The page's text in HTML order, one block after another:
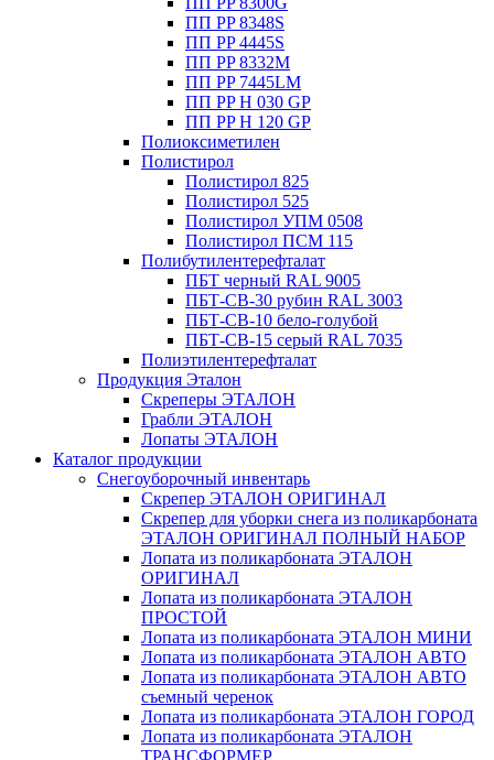
ПП PP 8348S
ПП PP 4445S
ПП PP 8332M
ПП PP 7445LM
ПП PP H 030 GP
ПП PP H 120 GP
Полиоксиметилен
Полистирол
Полистирол 825
Полистирол 525
Полистирол УПМ 0508
Полистирол ПСМ 115
Полибутилентерефталат
ПБТ черный RAL 9005
ПБТ-СВ-30 рубин RAL 3003
ПБТ-СВ-10 бело-голубой
ПБТ-СВ-15 серый RAL 7035
Полиэтилентерефталат
Продукция Эталон
Скреперы ЭТАЛОН
Грабли ЭТАЛОН
Лопаты ЭТАЛОН
Каталог продукции
Снегоуборочный инвентарь
Скрепер ЭТАЛОН ОРИГИНАЛ
Скрепер для уборки снега из поликарбоната
ЭТАЛОН ОРИГИНАЛ ПОЛНЫЙ НАБОР
Лопата из поликарбоната ЭТАЛОН
ОРИГИНАЛ
Лопата из поликарбоната ЭТАЛОН
ПРОСТОЙ
Лопата из поликарбоната ЭТАЛОН МИНИ
Лопата из поликарбоната ЭТАЛОН АВТО
Лопата из поликарбоната ЭТАЛОН АВТО
съемный черенок
Лопата из поликарбоната ЭТАЛОН ГОРОД
Лопата из поликарбоната ЭТАЛОН
ТРАНСФОРМЕР